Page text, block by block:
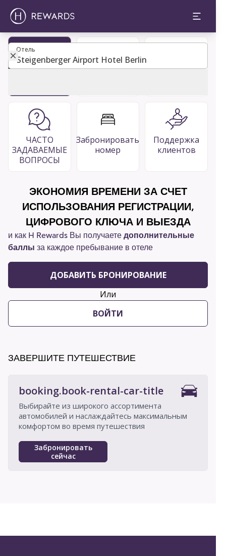
Отель
Отель
ЧАСТО
ЗАДАВАЕМЫЕ
ВОПРОСЫ
Забронировать
номер
Поддержка
клиентов
ЭКОНОМИЯ ВРЕМЕНИ ЗА СЧЕТ
ИСПОЛЬЗОВАНИЯ РЕГИСТРАЦИИ,
ЦИФРОВОГО КЛЮЧА И ВЫЕЗДА
и как H Rewards Вы получаете дополнительные
баллы за каждое пребывание в отеле
ДОБАВИТЬ БРОНИРОВАНИЕ
Или
ВОЙТИ
ЗАВЕРШИТЕ ПУТЕШЕСТВИЕ
booking.book-rental-car-title
Выбирайте из широкого ассортимента
автомобилей и наслаждайтесь максимальным
комфортом во время путешествия
Забронировать
сейчас